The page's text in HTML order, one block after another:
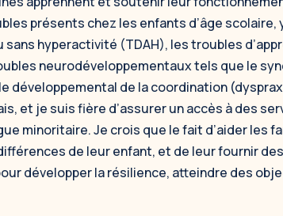
présents chez les enfants d’âge scolaire,
hyperactivité (TDAH), les troubles
neurodéveloppementaux tels que le
développemental de la coordination
et je suis fière d’assurer un accès à des
minoritaire. Je crois que le fait d’aider les
de leur enfant, et de leur fournir
développer la résilience, atteindre des